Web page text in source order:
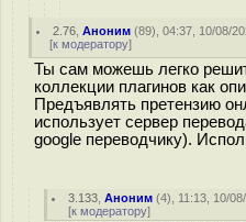
2.76 ,Аноним (89), 04:37, 10/08/
[к модератору]
Ты сам можешь легко
коллекции плагинов как
Предъявлять претензию
использует сервер
google переводчику).
3.133 ,Аноним (4), 11:13, 10/
[к модератору]